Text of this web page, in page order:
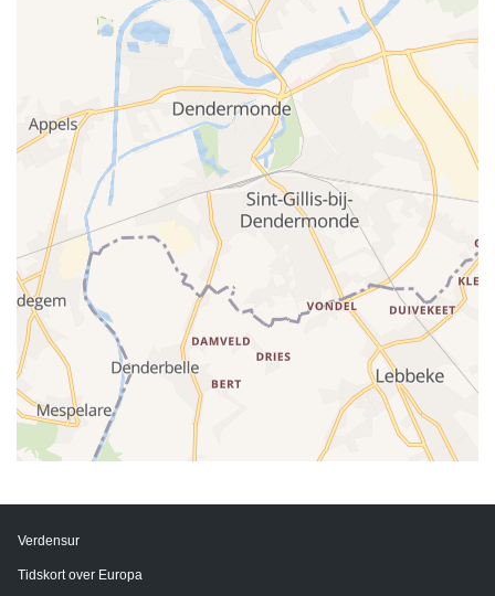
Verdensur
Tidskort over Europa